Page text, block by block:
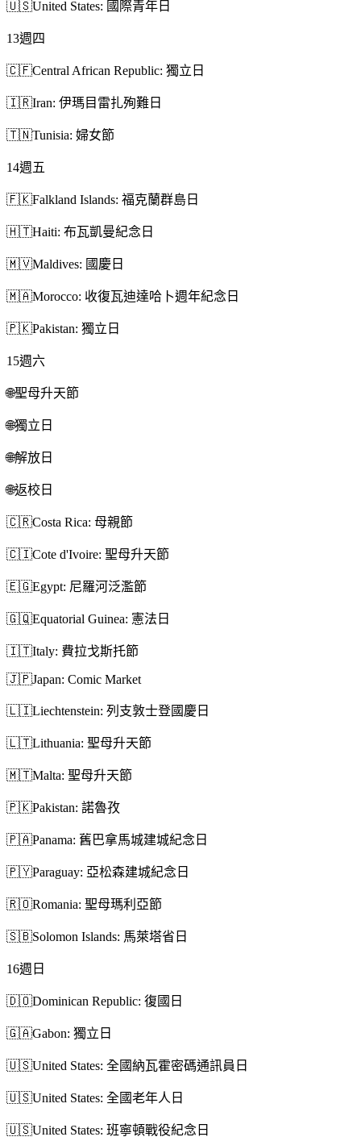
🇺🇸United States: 國際青年日
13週四
🇨🇫Central African Republic: 獨立日
🇮🇷Iran: 伊瑪目雷扎殉難日
🇹🇳Tunisia: 婦女節
14週五
🇫🇰Falkland Islands: 福克蘭群島日
🇭🇹Haiti: 布瓦凱曼紀念日
🇲🇻Maldives: 國慶日
🇲🇦Morocco: 收復瓦迪達哈卜週年紀念日
🇵🇰Pakistan: 獨立日
15週六
🌐聖母升天節
🌐獨立日
🌐解放日
🌐返校日
🇨🇷Costa Rica: 母親節
🇨🇮Cote d'Ivoire: 聖母升天節
🇪🇬Egypt: 尼羅河泛濫節
🇬🇶Equatorial Guinea: 憲法日
🇮🇹Italy: 費拉戈斯托節
🇯🇵Japan: Comic Market
🇱🇮Liechtenstein: 列支敦士登國慶日
🇱🇹Lithuania: 聖母升天節
🇲🇹Malta: 聖母升天節
🇵🇰Pakistan: 諾魯孜
🇵🇦Panama: 舊巴拿馬城建城紀念日
🇵🇾Paraguay: 亞松森建城紀念日
🇷🇴Romania: 聖母瑪利亞節
🇸🇧Solomon Islands: 馬萊塔省日
16週日
🇩🇴Dominican Republic: 復國日
🇬🇦Gabon: 獨立日
🇺🇸United States: 全國納瓦霍密碼通訊員日
🇺🇸United States: 全國老年人日
🇺🇸United States: 班寧頓戰役紀念日